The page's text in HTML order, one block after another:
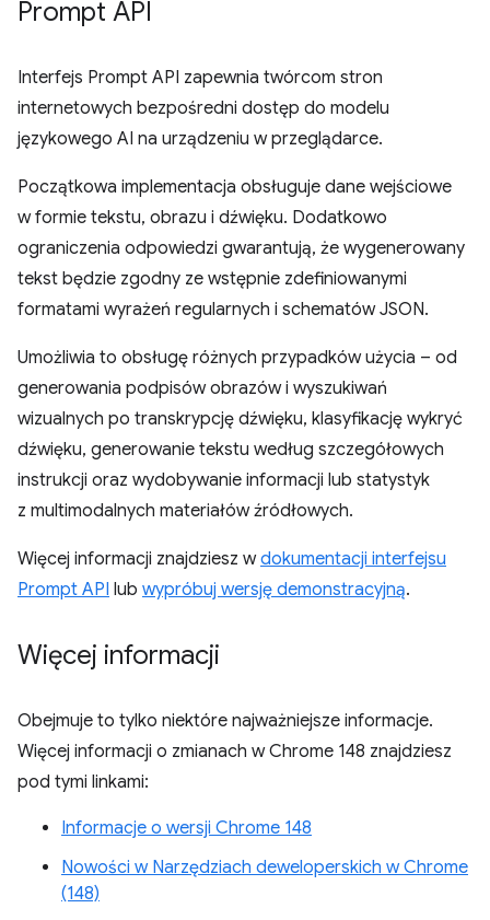
Prompt API
Interfejs Prompt API zapewnia twórcom stron
internetowych bezpośredni dostęp do modelu
językowego AI na urządzeniu w przeglądarce.
Początkowa implementacja obsługuje dane wejściowe
w formie tekstu, obrazu i dźwięku. Dodatkowo
ograniczenia odpowiedzi gwarantują, że wygenerowany
tekst będzie zgodny ze wstępnie zdefiniowanymi
formatami wyrażeń regularnych i schematów JSON.
Umożliwia to obsługę różnych przypadków użycia – od
generowania podpisów obrazów i wyszukiwań
wizualnych po transkrypcję dźwięku, klasyfikację wykryć
dźwięku, generowanie tekstu według szczegółowych
instrukcji oraz wydobywanie informacji lub statystyk
z multimodalnych materiałów źródłowych.
Więcej informacji znajdziesz wdokumentacji interfejsu
Prompt API lub wypróbuj wersję demonstracyjną.
Więcej informacji
Obejmuje to tylko niektóre najważniejsze informacje.
Więcej informacji o zmianach w Chrome 148 znajdziesz
pod tymi linkami:
Informacje o wersji Chrome 148
Nowości w Narzędziach deweloperskich w Chrome
(148)